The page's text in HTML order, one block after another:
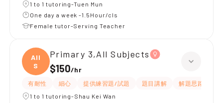
1 to 1 tutoring-Tuen Mun
One day a week -1.5Hour/cls
Female tutor-Serving Teacher
All
S
Primary 3,All Subjects
$150/hr
有耐性 細心 提供練習題/試題 題目講解
解題思路
1 to 1 tutoring-Shau Kei Wan